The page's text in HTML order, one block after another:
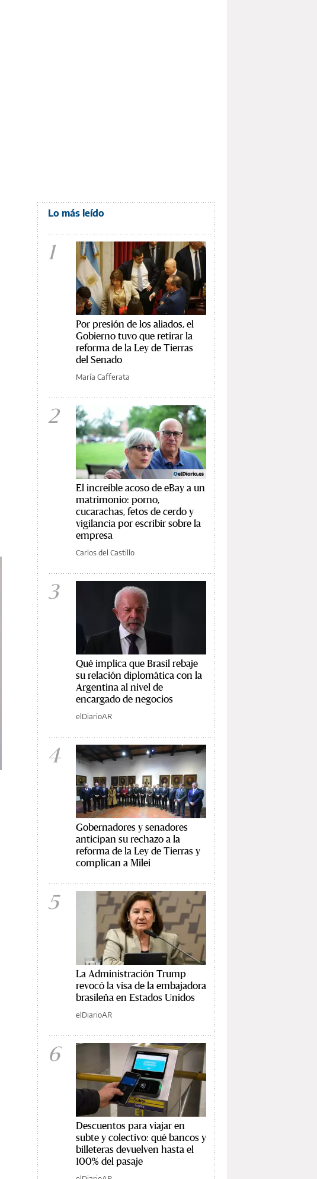
Lo más leído
1
Por presión de los aliados, el
Gobierno tuvo que retirar la
reforma de la Ley de Tierras
del Senado
María Cafferata
2
El increíble acoso de eBay a un
matrimonio: porno,
cucarachas, fetos de cerdo y
vigilancia por escribir sobre la
empresa
Carlos del Castillo
3
Qué implica que Brasil rebaje
su relación diplomática con la
Argentina al nivel de
encargado de negocios
elDiarioAR
4
Gobernadores y senadores
anticipan su rechazo a la
reforma de la Ley de Tierras y
complican a Milei
5
La Administración Trump
revocó la visa de la embajadora
brasileña en Estados Unidos
elDiarioAR
6
Descuentos para viajar en
subte y colectivo: qué bancos y
billeteras devuelven hasta el
100% del pasaje